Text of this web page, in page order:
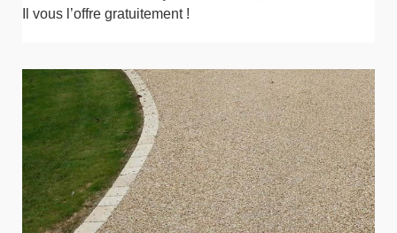
Il vous l’offre gratuitement !